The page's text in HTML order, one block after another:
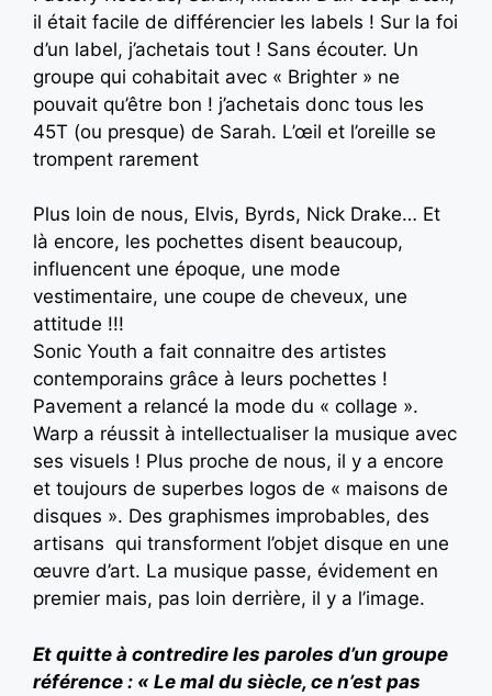
il était facile de différencier les labels ! Sur la foi
d’un label, j’achetais tout ! Sans écouter. Un
groupe qui cohabitait avec « Brighter » ne
pouvait qu’être bon ! j’achetais donc tous les
45T (ou presque) de Sarah. L’œil et l’oreille se
trompent rarement
Plus loin de nous, Elvis, Byrds, Nick Drake… Et
là encore, les pochettes disent beaucoup,
influencent une époque, une mode
vestimentaire, une coupe de cheveux, une
attitude !!!
Sonic Youth a fait connaitre des artistes
contemporains grâce à leurs pochettes !
Pavement a relancé la mode du « collage ».
Warp a réussit à intellectualiser la musique avec
ses visuels ! Plus proche de nous, il y a encore
et toujours de superbes logos de « maisons de
disques ». Des graphismes improbables, des
artisans qui transforment l’objet disque en une
œuvre d’art. La musique passe, évidement en
premier mais, pas loin derrière, il y a l’image.
Et quitte à contredire les paroles d’un groupe
référence : « Le mal du siècle, ce n’est pas